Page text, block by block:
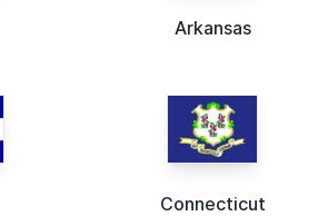
Arkansas
Connecticut